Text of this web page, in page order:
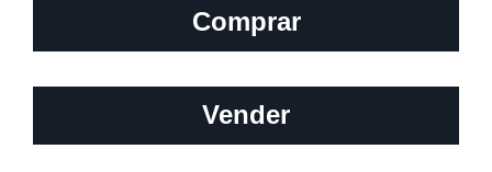
Comprar
Vender